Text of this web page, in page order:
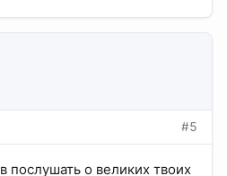
#5
послушать о великих твоих